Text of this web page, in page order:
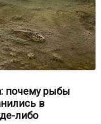
почему рыбы
в
либо